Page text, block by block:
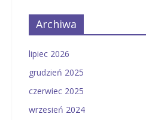
Archiwa
lipiec 2026
grudzień 2025
czerwiec 2025
wrzesień 2024